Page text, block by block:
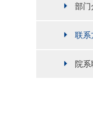
部门
联系
院系